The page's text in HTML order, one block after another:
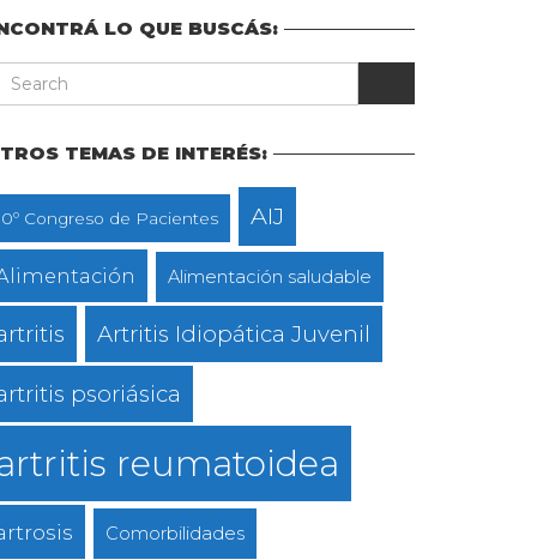
LO QUE BUSCÁS:
TEMAS DE INTERÉS:
Congreso de Pacientes AIJ
Alimentación saludable
Artritis Idiopática Juvenil
psoriásica
reumatoidea
Comorbilidades